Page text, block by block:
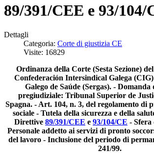
89/391/CEE e 93/104/
Dettagli
Categoria: Corte di giustizia CE
Visite: 16829
Ordinanza della Corte (Sesta Sezione)
Confederación Intersindical Galega
Galego de Saúde (Sergas). -
pregiudiziale: Tribunal Superior de
Spagna. - Art. 104, n. 3, del regolamento di
sociale - Tutela della sicurezza e della
Direttive 89/391/CEE e 93/104/CE - Sfera
Personale addetto ai servizi di pronto
del lavoro - Inclusione del periodo di
241/99.